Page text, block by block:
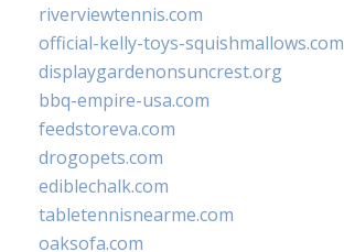
riverviewtennis.com
official-kelly-toys-squishmallows.com
displaygardenonsuncrest.org
bbq-empire-usa.com
feedstoreva.com
drogopets.com
ediblechalk.com
tabletennisnearme.com
oaksofa.com